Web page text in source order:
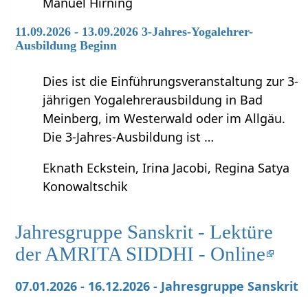
11.09.2026 - 13.09.2026 3-Jahres-Yogalehrer-
Ausbildung Beginn
Dies ist die Einführungsveranstaltung zur 3-
jährigen Yogalehrerausbildung in Bad
Meinberg, im Westerwald oder im Allgäu.
Die 3-Jahres-Ausbildung ist …
Eknath Eckstein, Irina Jacobi, Regina Satya
Konowaltschik
Jahresgruppe Sanskrit - Lektüre
der AMRITA SIDDHI - Online
07.01.2026 - 16.12.2026 - Jahresgruppe Sanskrit